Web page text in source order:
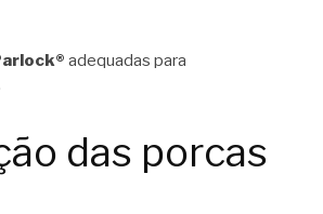
adequadas para
das porcas